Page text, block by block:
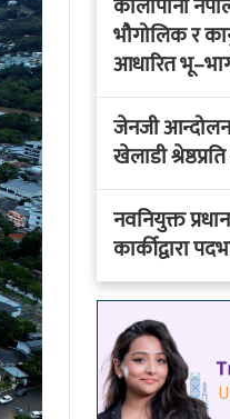
कालापानी
भौगोलिक र
आधारित
जेनजी
खेलाडी श्रेष्ठप्रति
नवनियुक्त
कार्कीद्वारा